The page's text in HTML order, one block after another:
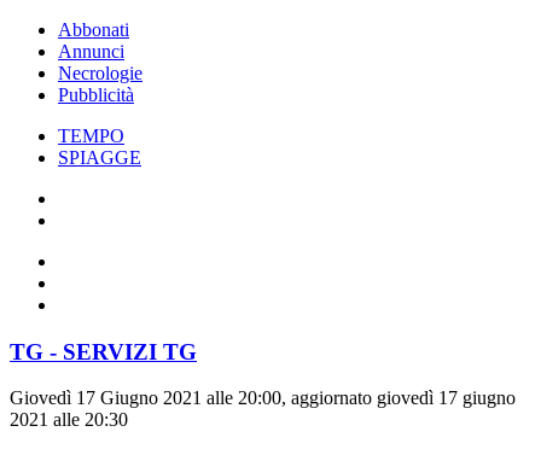
Abbonati
Annunci
Necrologie
Pubblicità
TEMPO
SPIAGGE
TG - SERVIZI TG
Giovedì 17 Giugno 2021 alle 20:00, aggiornato giovedì 17 giugno
2021 alle 20:30